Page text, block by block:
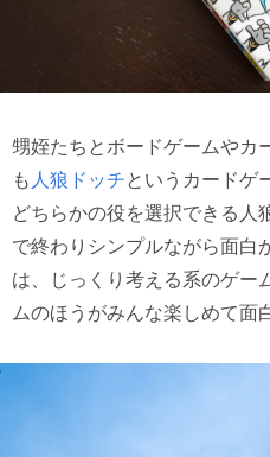
甥姪たちとボードゲームやカ
も 人狼ドッチというカードゲ
どちらかの役を選択できる人
で終わりシンプルながら面白
は、じっくり考える系のゲー
ムのほうがみんな楽しめて面